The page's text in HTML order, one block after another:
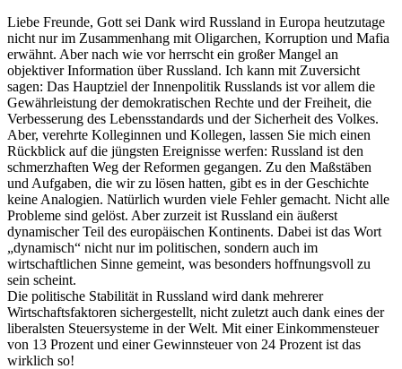
Liebe Freunde, Gott sei Dank wird Russland in Europa heutzutage
nicht nur im Zusammenhang mit Oligarchen, Korruption und Mafia
erwähnt. Aber nach wie vor herrscht ein großer Mangel an
objektiver Information über Russland. Ich kann mit Zuversicht
sagen: Das Hauptziel der Innenpolitik Russlands ist vor allem die
Gewährleistung der demokratischen Rechte und der Freiheit, die
Verbesserung des Lebensstandards und der Sicherheit des Volkes.
Aber, verehrte Kolleginnen und Kollegen, lassen Sie mich einen
Rückblick auf die jüngsten Ereignisse werfen: Russland ist den
schmerzhaften Weg der Reformen gegangen. Zu den Maßstäben
und Aufgaben, die wir zu lösen hatten, gibt es in der Geschichte
keine Analogien. Natürlich wurden viele Fehler gemacht. Nicht alle
Probleme sind gelöst. Aber zurzeit ist Russland ein äußerst
dynamischer Teil des europäischen Kontinents. Dabei ist das Wort
„dynamisch“ nicht nur im politischen, sondern auch im
wirtschaftlichen Sinne gemeint, was besonders hoffnungsvoll zu
sein scheint.
Die politische Stabilität in Russland wird dank mehrerer
Wirtschaftsfaktoren sichergestellt, nicht zuletzt auch dank eines der
liberalsten Steuersysteme in der Welt. Mit einer Einkommensteuer
von 13 Prozent und einer Gewinnsteuer von 24 Prozent ist das
wirklich so!